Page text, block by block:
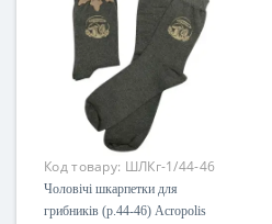
Код товару: ШЛКг-1/44-46
Чоловічі шкарпетки для
грибників (р.44-46) Acropolis